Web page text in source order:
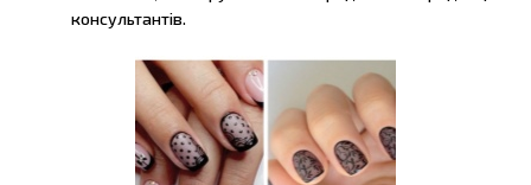
консультантів.